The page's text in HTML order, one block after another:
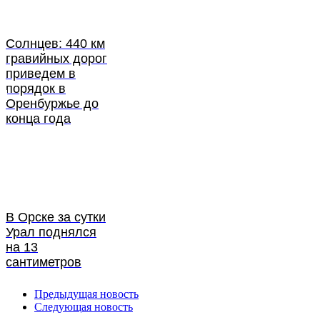
Солнцев: 440 км
гравийных дорог
приведем в
порядок в
Оренбуржье до
конца года
В Орске за сутки
Урал поднялся
на 13
сантиметров
Предыдущая новость
Следующая новость